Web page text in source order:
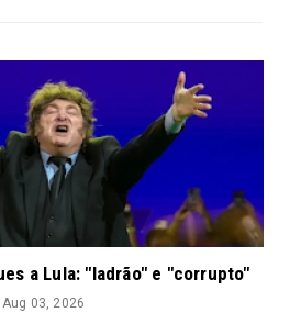
a Lula: "ladrão" e "corrupto"
03, 2026